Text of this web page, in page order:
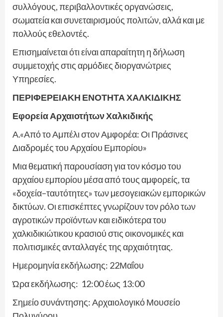
συλλόγους, περιβαλλοντικές οργανώσεις,
σωματεία και συνεταιρισμούς πολιτών, αλλά και με
πολλούς εθελοντές.
Επισημαίνεται ότι είναι απαραίτητη η δήλωση
συμμετοχής στις αρμόδιες διοργανώτριες
Υπηρεσίες.
ΠΕΡΙΦΕΡΕΙΑΚΗ ΕΝΟΤΗΤΑ ΧΑΛΚΙΔΙΚΗΣ
Εφορεία Αρχαιοτήτων Χαλκιδικής
Α.«Από το Αμπέλι στον Αμφορέα: Οι Πράσινες
Διαδρομές του Αρχαίου Εμπορίου»
Μια θεματική παρουσίαση για τον κόσμο του
αρχαίου εμπορίου μέσα από τους αμφορείς, τα
«δοχεία–ταυτότητες» των μεσογειακών εμπορικών
δικτύων. Οι επισκέπτες γνωρίζουν τον ρόλο των
αγροτικών προϊόντων και ειδικότερα του
χαλκιδικιώτικου κρασιού στις οικονομικές και
πολιτισμικές ανταλλαγές της αρχαιότητας.
Ημερομηνία εκδήλωσης: 22Μαΐου
Ώρα εκδήλωσης: 12:00 έως 13:00
Σημείο συνάντησης: Αρχαιολογικό Μουσείο